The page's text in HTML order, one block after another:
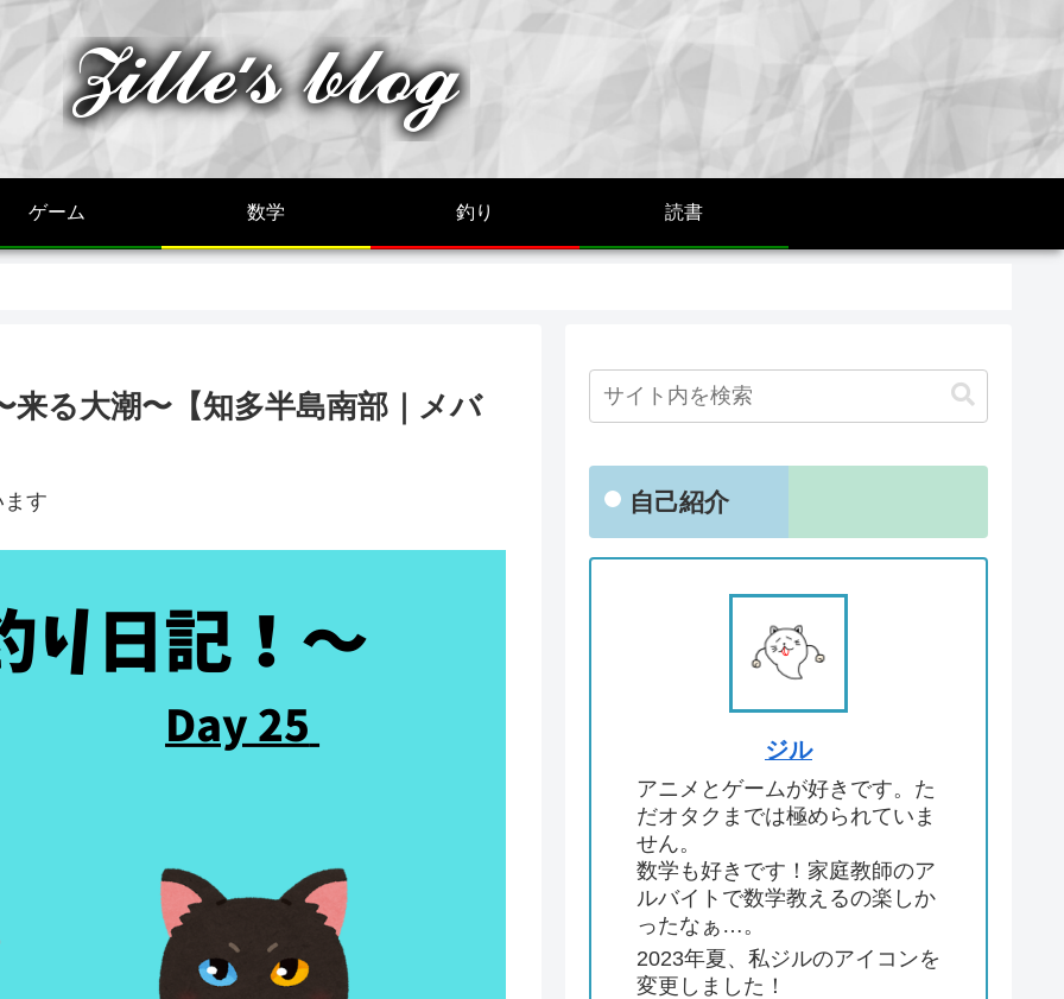
ゲーム 数学 釣り 読書
る大潮〜【知多半島南部｜メバ
す 自己紹介
ジル
アニメとゲームが好きです。た
だオタクまでは極められていま
せん。
数学も好きです！家庭教師のア
ルバイトで数学教えるの楽しか
ったなぁ…。
2023年夏、私ジルのアイコンを
変更しました！